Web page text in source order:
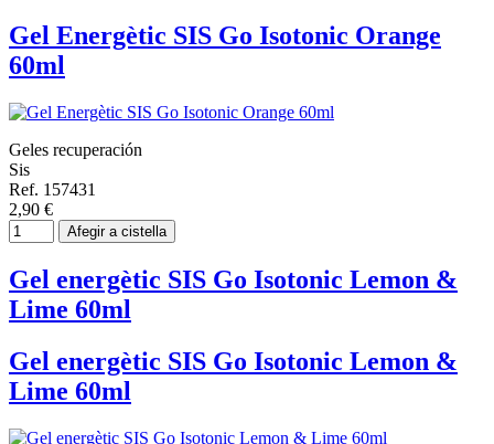
Gel Energètic SIS Go Isotonic Orange
60ml
Geles recuperación
Sis
Ref. 157431
2,90 €
Afegir a cistella
Gel energètic SIS Go Isotonic Lemon &
Lime 60ml
Gel energètic SIS Go Isotonic Lemon &
Lime 60ml